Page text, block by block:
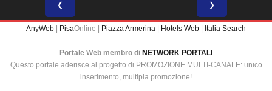
❮ ❯
AnyWeb PisaOnline | Piazza Armerina Hotels Web Italia Search
Portale Web membro di NETWORK PORTALI
Questo portale aderisce al progetto di PROMOZIONE MULTI-CANALE: unico
inserimento, multipla promozione!